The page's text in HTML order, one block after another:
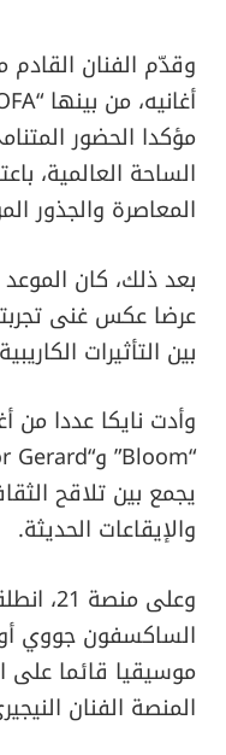
وقدّم الفنان
مؤكدا الحضور
الساحة العالمية،
المعاصرة والجذور
بعد ذلك، كان
عرضا عكس غنى
بين التأثيرات
وأدت نايكا عددا من
يجمع بين تلاقح
والإيقاعات الحديثة.
وعلى
الساكسفون جووي
موسيقيا قائما على
المنصة الفنان